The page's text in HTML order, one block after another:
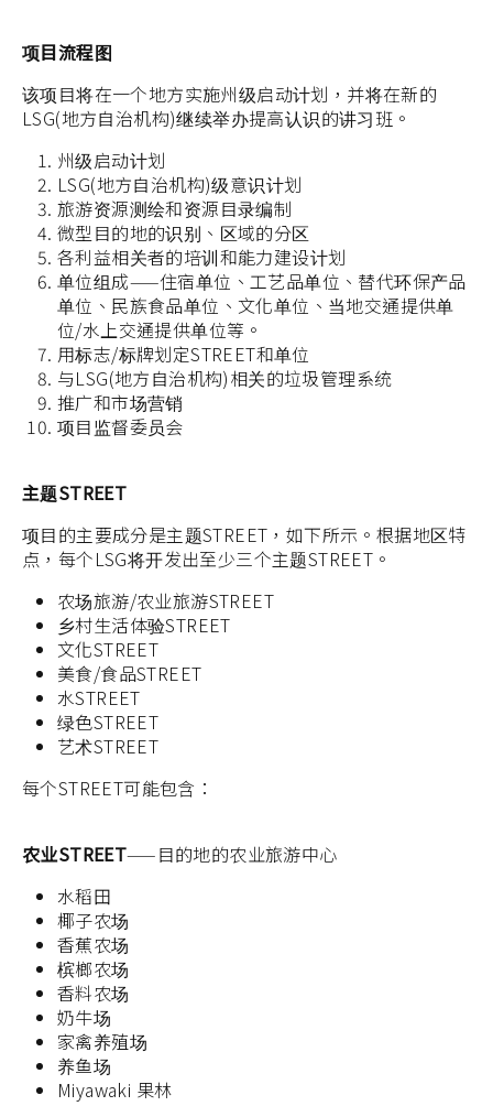
项目流程图
该项目将在一个地方实施州级启动计划，并将在新的
LSG(地方自治机构)继续举办提高认识的讲习班。
州级启动计划
LSG(地方自治机构)级意识计划
旅游资源测绘和资源目录编制
微型目的地的识别、区域的分区
各利益相关者的培训和能力建设计划
单位组成——住宿单位、工艺品单位、替代环保产品
单位、民族食品单位、文化单位、当地交通提供单
位/水上交通提供单位等。
用标志/标牌划定STREET和单位
与LSG(地方自治机构)相关的垃圾管理系统
推广和市场营销
项目监督委员会
主题STREET
项目的主要成分是主题STREET，如下所示。根据地区特
点，每个LSG将开发出至少三个主题STREET。
农场旅游/农业旅游STREET
乡村生活体验STREET
文化STREET
美食/食品STREET
水STREET
绿色STREET
艺术STREET
每个STREET可能包含：
农业STREET——目的地的农业旅游中心
水稻田
椰子农场
香蕉农场
槟榔农场
香料农场
奶牛场
家禽养殖场
养鱼场
Miyawaki 果林